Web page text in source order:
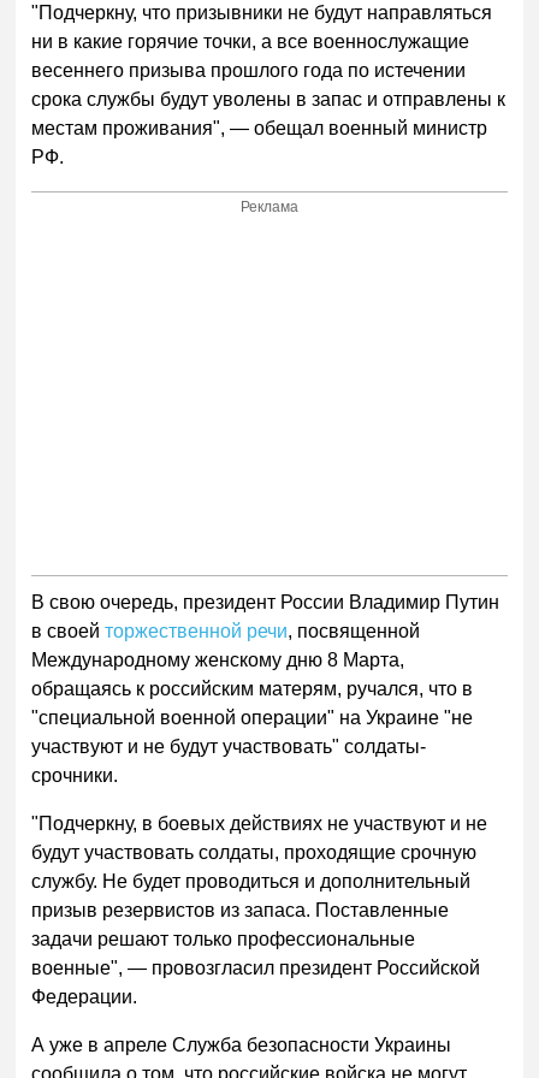
"Подчеркну, что призывники не будут направляться
ни в какие горячие точки, а все военнослужащие
весеннего призыва прошлого года по истечении
срока службы будут уволены в запас и отправлены к
местам проживания", — обещал военный министр
РФ.
Реклама
В свою очередь, президент России Владимир Путин
в своейторжественной речи, посвященной
Международному женскому дню 8 Марта,
обращаясь к российским матерям, ручался, что в
"специальной военной операции" на Украине "не
участвуют и не будут участвовать" солдаты-
срочники.
"Подчеркну, в боевых действиях не участвуют и не
будут участвовать солдаты, проходящие срочную
службу. Не будет проводиться и дополнительный
призыв резервистов из запаса. Поставленные
задачи решают только профессиональные
военные", — провозгласил президент Российской
Федерации.
А уже в апреле Служба безопасности Украины
сообщила о том, что российские войска не могут